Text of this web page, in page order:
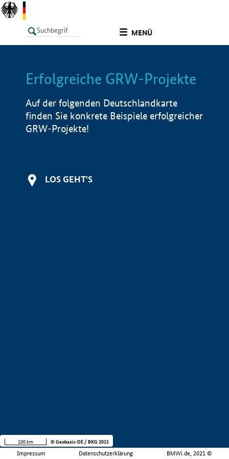
MENÜ
LISTE Info
Erfolgreiche GRW-Projekte
Auf der folgenden Deutschlandkarte
finden Sie konkrete Beispiele erfolgreicher
GRW-Projekte!
LOS GEHT'S
Impressum Datenschutzerklärung BMWi.de, 2021 ©
100 km © Geobasis-DE / BKG 2015